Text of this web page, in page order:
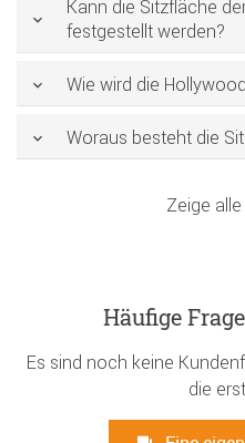
Kann die Sitzfläche
festgestellt werden?
Wie wird die
Woraus besteht die
Zeige
Häufige
Es sind noch keine
die